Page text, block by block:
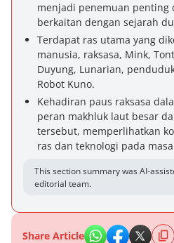
menjadi penemuan penting
berkaitan dengan sejarah
Terdapat ras utama yang
manusia, raksasa, Mink,
Duyung, Lunarian,
Robot Kuno.
Kehadiran paus raksasa
peran makhluk laut besar
tersebut, memperlihatkan
ras dan teknologi pada
This section summary was AI-
editorial team.
Share Article